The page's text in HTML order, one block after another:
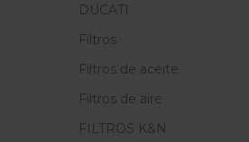
DUCATI
Filtros
Filtros de aceite
Filtros de aire
FILTROS K&N